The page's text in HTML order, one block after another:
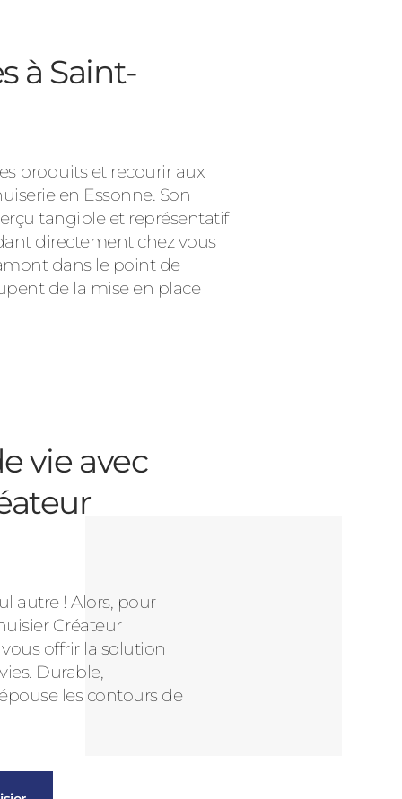
à Saint-
produits et recourir aux
en Essonne. Son
tangible et représentatif
directement chez vous
dans le point de
de la mise en place
vie avec
autre ! Alors, pour
Créateur
offrir la solution
Durable,
les contours de